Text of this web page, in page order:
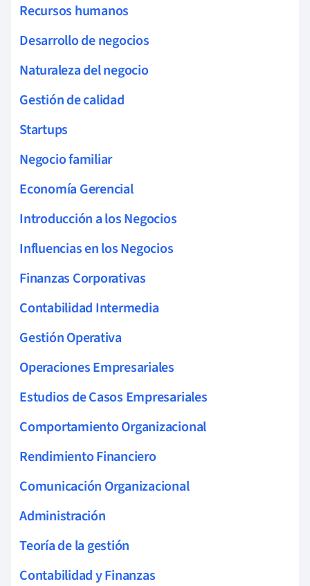
Recursos humanos
Desarrollo de negocios
Naturaleza del negocio
Gestión de calidad
Startups
Negocio familiar
Economía Gerencial
Introducción a los Negocios
Influencias en los Negocios
Finanzas Corporativas
Contabilidad Intermedia
Gestión Operativa
Operaciones Empresariales
Estudios de Casos Empresariales
Comportamiento Organizacional
Rendimiento Financiero
Comunicación Organizacional
Administración
Teoría de la gestión
Contabilidad y Finanzas